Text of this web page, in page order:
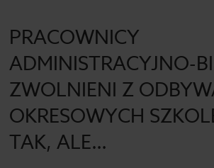
PRACOWNICY
ADMINISTRACYJNO-
ZWOLNIENI Z
OKRESOWYCH
TAK, ALE…